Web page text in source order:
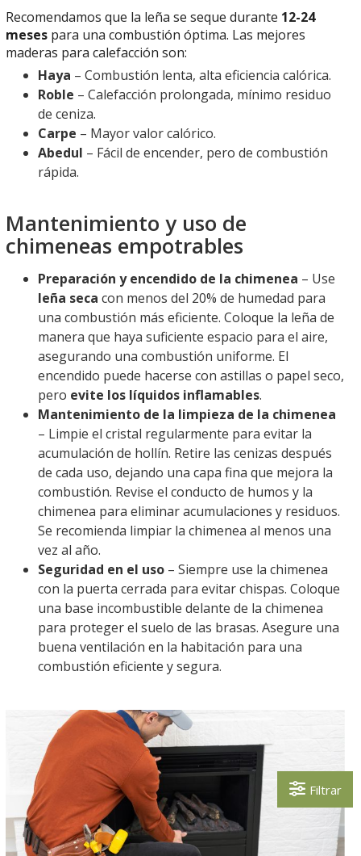
Filtrar
Recomendamos que la leña se seque durante 12-24
meses para una combustión óptima. Las mejores
maderas para calefacción son:
Haya – Combustión lenta, alta eficiencia calórica.
Roble – Calefacción prolongada, mínimo residuo
de ceniza.
Carpe – Mayor valor calórico.
Abedul – Fácil de encender, pero de combustión
rápida.
Mantenimiento y uso de
chimeneas empotrables
Preparación y encendido de la chimenea – Use
leña seca con menos del 20% de humedad para
una combustión más eficiente. Coloque la leña de
manera que haya suficiente espacio para el aire,
asegurando una combustión uniforme. El
encendido puede hacerse con astillas o papel seco,
pero evite los líquidos inflamables.
Mantenimiento de la limpieza de la chimenea
– Limpie el cristal regularmente para evitar la
acumulación de hollín. Retire las cenizas después
de cada uso, dejando una capa fina que mejora la
combustión. Revise el conducto de humos y la
chimenea para eliminar acumulaciones y residuos.
Se recomienda limpiar la chimenea al menos una
vez al año.
Seguridad en el uso – Siempre use la chimenea
con la puerta cerrada para evitar chispas. Coloque
una base incombustible delante de la chimenea
para proteger el suelo de las brasas. Asegure una
buena ventilación en la habitación para una
combustión eficiente y segura.